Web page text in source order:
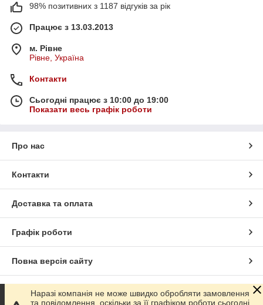
98% позитивних з 1187 відгуків за рік
Працює з 13.03.2013
м. Рівне
Рівне, Україна
Контакти
Сьогодні працює з 10:00 до 19:00
Показати весь графік роботи
Про нас
Контакти
Доставка та оплата
Графік роботи
Повна версія сайту
Сайт створено на маркетплейсі Prom.ua
Наразі компанія не може швидко обробляти замовлення
та повідомлення, оскільки за її графіком роботи сьогодні